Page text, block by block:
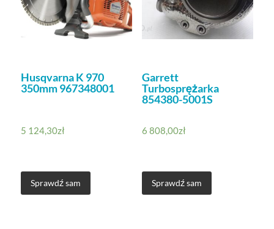
Husqvarna K 970
350mm 967348001
5 124,30zł
Sprawdź sam
Garrett
Turbosprężarka
854380-5001S
6 808,00zł
Sprawdź sam